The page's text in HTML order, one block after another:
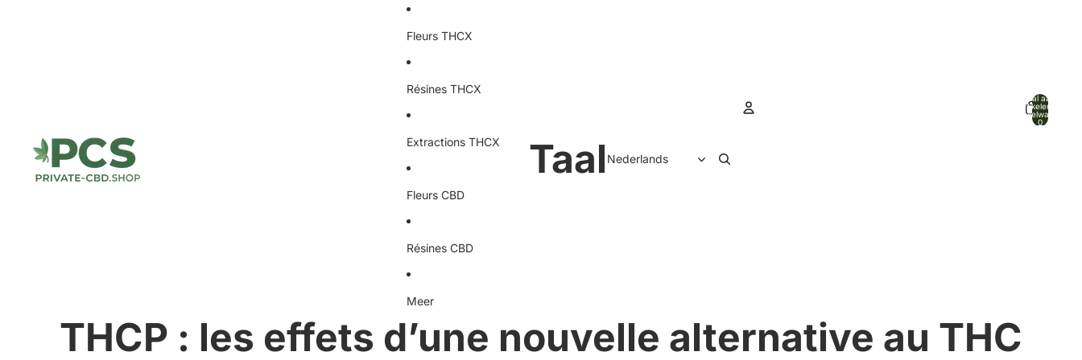
Fleurs THCX
Résines THCX
Extractions THCX
Fleurs CBD
Résines CBD
Meer
Taal
Totaal aantal
artikelen in
winkelwagen:
0
THCP : les effets d’une nouvelle alternative au THC